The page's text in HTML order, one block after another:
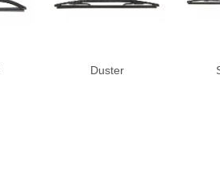
Duster